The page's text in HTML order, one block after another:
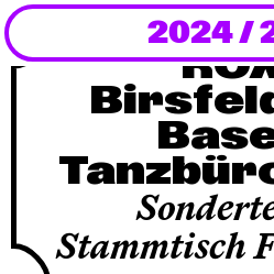
KaBar/
Über
2024 /
Stammtisch